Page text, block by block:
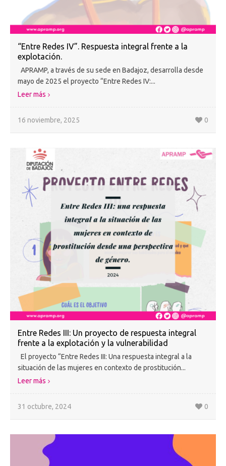
“Entre Redes IV”. Respuesta integral frente a la
explotación.
APRAMP, a través de su sede en Badajoz, desarrolla desde
mayo de 2025 el proyecto “Entre Redes IV:...
Leer más
16 noviembre, 2025 0
Entre Redes III: Un proyecto de respuesta integral
frente a la explotación y la vulnerabilidad
El proyecto “Entre Redes III: Una respuesta integral a la
situación de las mujeres en contexto de prostitución...
Leer más
31 octubre, 2024 0